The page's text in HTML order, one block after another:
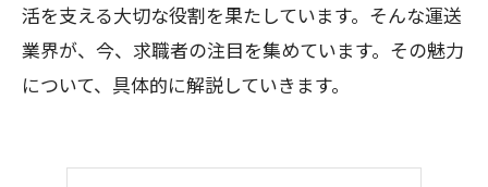
活を支える大切な役割を果たしています。そんな運送
業界が、今、求職者の注目を集めています。その魅力
について、具体的に解説していきます。